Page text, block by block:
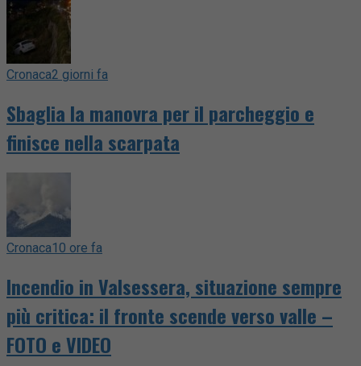
Cronaca2 giorni fa
Sbaglia la manovra per il parcheggio e
finisce nella scarpata
Cronaca10 ore fa
Incendio in Valsessera, situazione sempre
più critica: il fronte scende verso valle –
FOTO e VIDEO